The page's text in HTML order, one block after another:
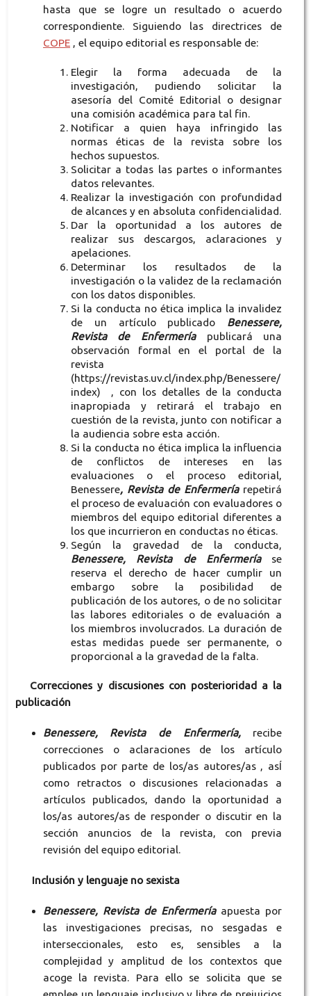
hasta que se logre un resultado o acuerdo
correspondiente. Siguiendo las directrices de
COPE, el equipo editorial es responsable de:
Elegir la forma adecuada de la
investigación, pudiendo solicitar la
asesoría del Comité Editorial o designar
una comisión académica para tal fin.
Notificar a quien haya infringido las
normas éticas de la revista sobre los
hechos supuestos.
Solicitar a todas las partes o informantes
datos relevantes.
Realizar la investigación con profundidad
de alcances y en absoluta confidencialidad.
Dar la oportunidad a los autores de
realizar sus descargos, aclaraciones y
apelaciones.
Determinar los resultados de la
investigación o la validez de la reclamación
con los datos disponibles.
Si la conducta no ética implica la invalidez
de un artículo publicado Benessere,
Revista de Enfermería publicará una
observación formal en el portal de la
revista
(https://revistas.uv.cl/index.php/Benessere/
index) , con los detalles de la conducta
inapropiada y retirará el trabajo en
cuestión de la revista, junto con notificar a
la audiencia sobre esta acción.
Si la conducta no ética implica la influencia
de conflictos de intereses en las
evaluaciones o el proceso editorial,
Benessere, Revista de Enfermería repetirá
el proceso de evaluación con evaluadores o
miembros del equipo editorial diferentes a
los que incurrieron en conductas no éticas.
Según la gravedad de la conducta,
Benessere, Revista de Enfermeríase
reserva el derecho de hacer cumplir un
embargo sobre la posibilidad de
publicación de los autores, o de no solicitar
las labores editoriales o de evaluación a
los miembros involucrados. La duración de
estas medidas puede ser permanente, o
proporcional a la gravedad de la falta.
Correcciones y discusiones con posterioridad a la
publicación
Benessere, Revista de Enfermería, recibe
correcciones o aclaraciones de los artículo
publicados por parte de los/as autores/as , asÍ
como retractos o discusiones relacionadas a
artículos publicados, dando la oportunidad a
los/as autores/as de responder o discutir en la
sección anuncios de la revista, con previa
revisión del equipo editorial.
Inclusión y lenguaje no sexista
Benessere, Revista de Enfermeríaapuesta por
las investigaciones precisas, no sesgadas e
interseccionales, esto es, sensibles a la
complejidad y amplitud de los contextos que
acoge la revista. Para ello se solicita que se